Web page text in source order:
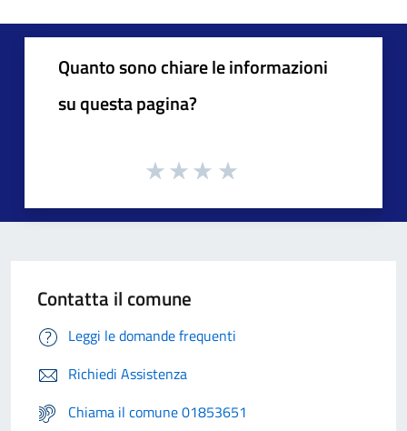
Quanto sono chiare le informazioni
su questa pagina?
Contatta il comune
Leggi le domande frequenti
Richiedi Assistenza
Chiama il comune 01853651